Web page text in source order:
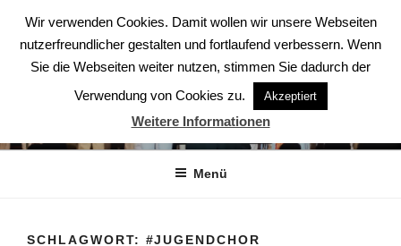
Inhalt
springen
ABENDSTERNE – DER CHOR
Der Chor aus Ludwigsburg
Menü
SCHLAGWORT: #JUGENDCHOR
Wir verwenden Cookies. Damit wollen wir unsere Webseiten
nutzerfreundlicher gestalten und fortlaufend verbessern. Wenn
Sie die Webseiten weiter nutzen, stimmen Sie dadurch der
Verwendung von Cookies zu.
Akzeptiert
Weitere Informationen